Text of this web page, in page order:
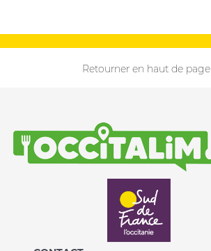
Retourner en haut de page